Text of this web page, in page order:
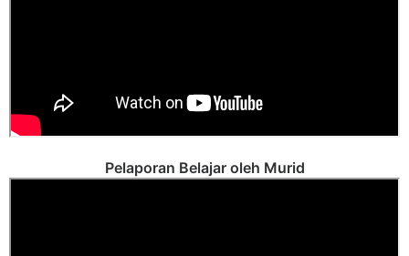
Pelaporan Belajar oleh Murid